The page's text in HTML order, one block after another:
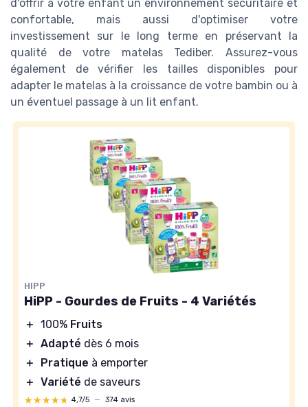
d'offrir à votre enfant un environnement sécuritaire et
confortable, mais aussi d'optimiser votre
investissement sur le long terme en préservant la
qualité de votre matelas Tediber. Assurez-vous
également de vérifier les tailles disponibles pour
adapter le matelas à la croissance de votre bambin ou à
un éventuel passage à un lit enfant.
HIPP
HiPP - Gourdes de Fruits - 4 Variétés
＋ 100% Fruits
＋ Adapté dès 6 mois
＋
Pratique à emporter
＋ Variété de saveurs
★★★★★
★★★★★ 4,7/5 — 374 avis